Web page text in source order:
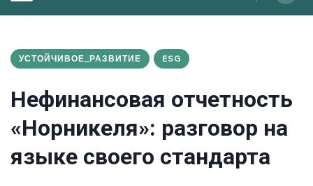
УСТОЙЧИВОЕ_РАЗВИТИЕ ESG
Нефинансовая отчетность
«Норникеля»: разговор на
языке своего стандарта